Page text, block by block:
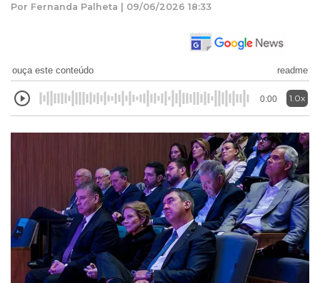
Por Fernanda Palheta | 09/06/2026 18:33
ouça este conteúdo readme
0:00 1.0x